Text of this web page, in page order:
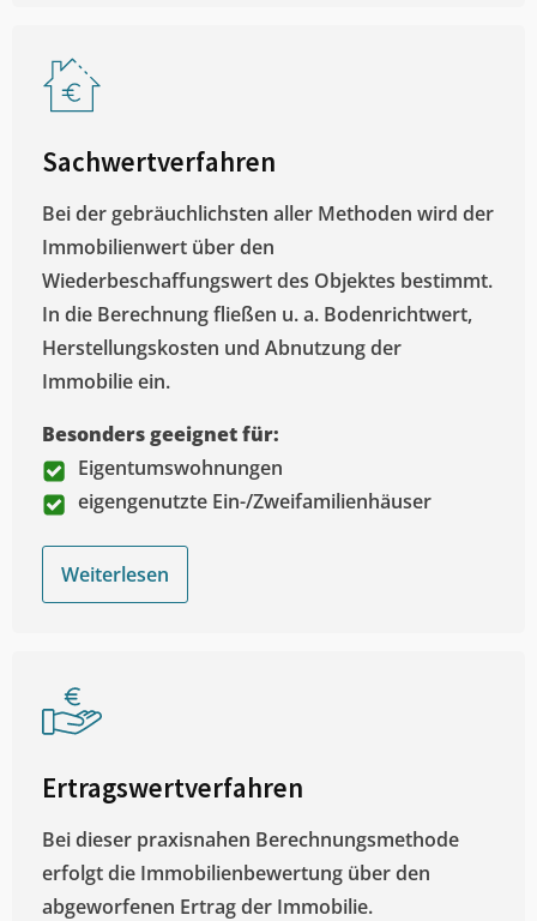
Sachwertverfahren
Bei der gebräuchlichsten aller Methoden wird der
Immobilienwert über den
Wiederbeschaffungswert des Objektes bestimmt.
In die Berechnung fließen u. a. Bodenrichtwert,
Herstellungskosten und Abnutzung der
Immobilie ein.
Besonders geeignet für:
Eigentumswohnungen
eigengenutzte Ein-/Zweifamilienhäuser
Weiterlesen
Ertragswertverfahren
Bei dieser praxisnahen Berechnungsmethode
erfolgt die Immobilienbewertung über den
abgeworfenen Ertrag der Immobilie.